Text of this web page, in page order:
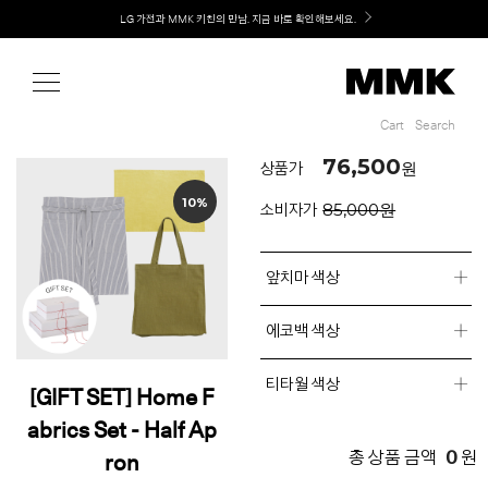
Welcome! 신규 회원가입 시 MMK Shop Coupon (총 60만원) 지급
MMK의 새로운 키친 디자인, EXTRUDE 익스트루드 라인 출시
Cart Search
[GIFT SET] Home F
abrics Set - Half Ap
ron
10%
상품가 76,500원
소비자가 85,000원
앞치마 색상
에코백 색상
티타월 색상
총 상품 금액 0 원